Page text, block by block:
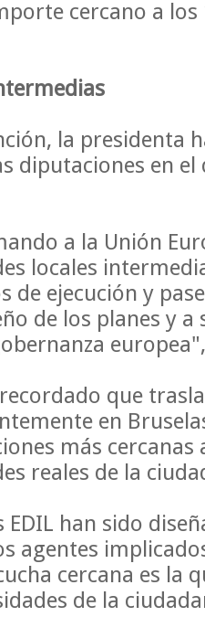
cercano a los
la presidenta
diputaciones en el
a la Unión
locales
de ejecución y
de los planes y a
que
en
más
reales de la
EDIL han sido
agentes
cercana es la
de la